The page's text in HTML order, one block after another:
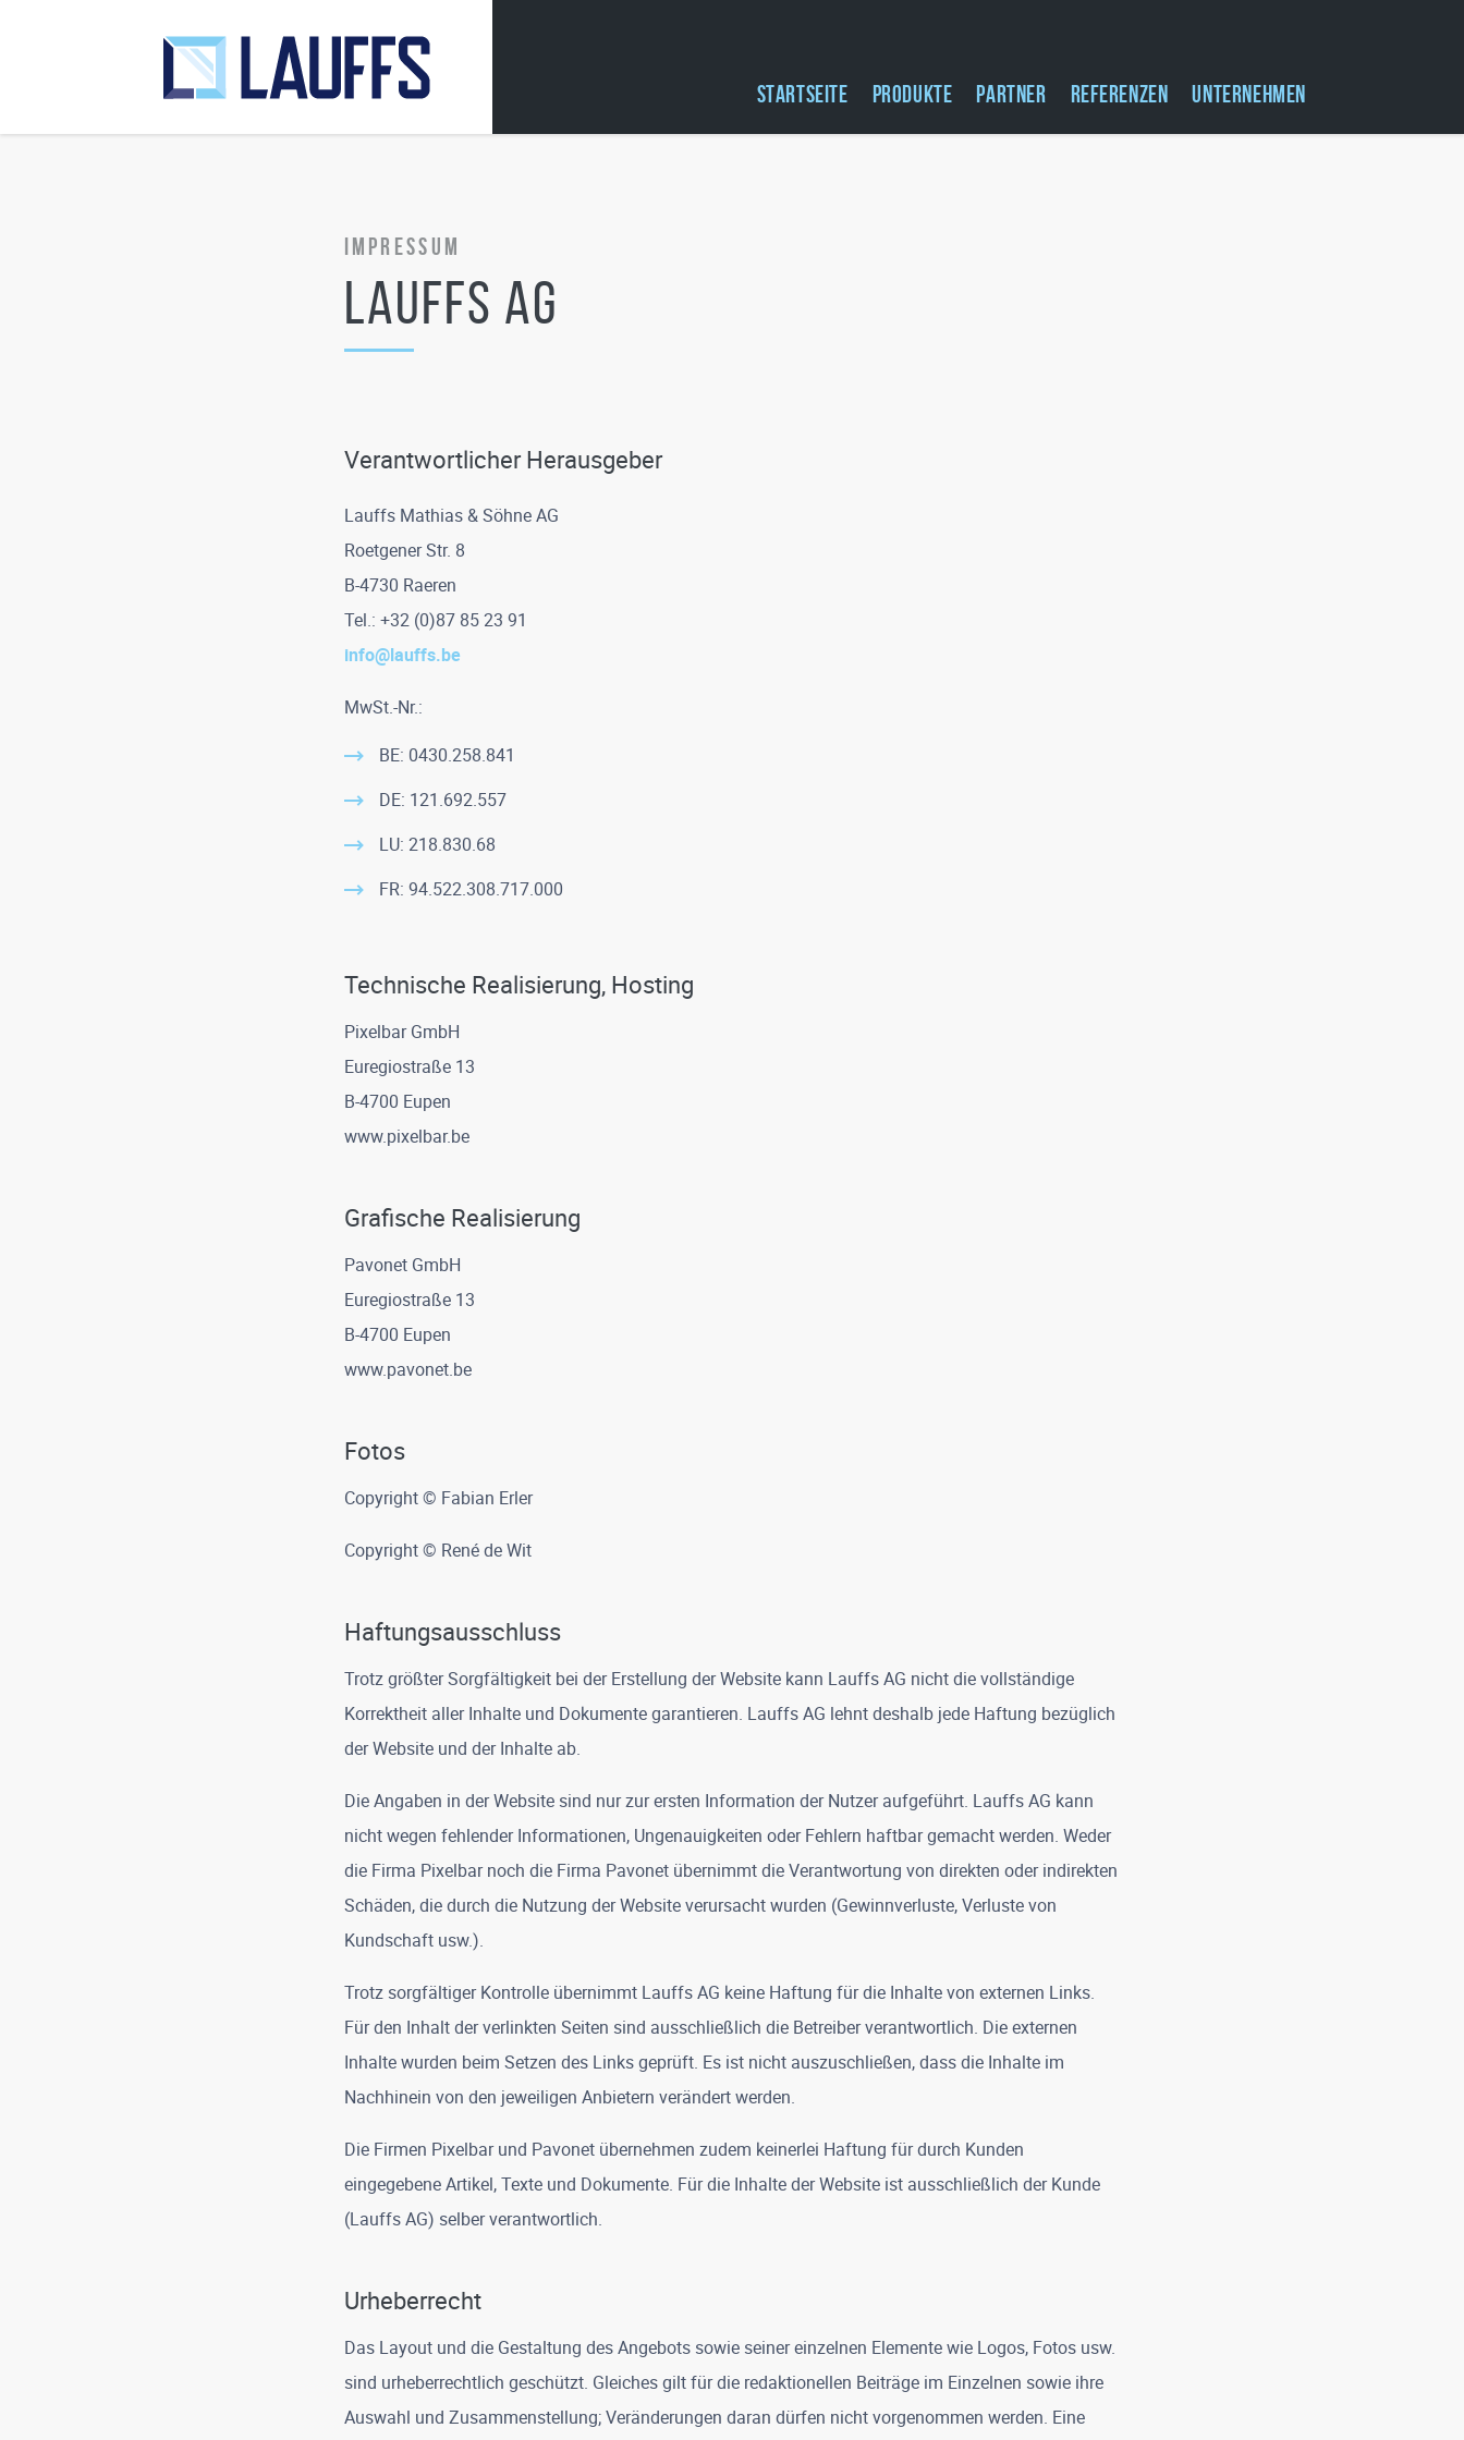
STARTSEITE PRODUKTE PARTNER REFERENZEN UNTERNEHMEN
Impressum
Lauffs AG
Verantwortlicher Herausgeber
Lauffs Mathias & Söhne AG
Roetgener Str. 8
B-4730 Raeren
Tel.: +32 (0)87 85 23 91
info@lauffs.be
MwSt.-Nr.:
BE: 0430.258.841
DE: 121.692.557
LU: 218.830.68
FR: 94.522.308.717.000
Technische Realisierung, Hosting
Pixelbar GmbH
Euregiostraße 13
B-4700 Eupen
www.pixelbar.be
Grafische Realisierung
Pavonet GmbH
Euregiostraße 13
B-4700 Eupen
www.pavonet.be
Fotos
Copyright © Fabian Erler
Copyright © René de Wit
Haftungsausschluss
Trotz größter Sorgfältigkeit bei der Erstellung der Website kann Lauffs AG nicht die vollständige
Korrektheit aller Inhalte und Dokumente garantieren. Lauffs AG lehnt deshalb jede Haftung bezüglich
der Website und der Inhalte ab.
Die Angaben in der Website sind nur zur ersten Information der Nutzer aufgeführt. Lauffs AG kann
nicht wegen fehlender Informationen, Ungenauigkeiten oder Fehlern haftbar gemacht werden. Weder
die Firma Pixelbar noch die Firma Pavonet übernimmt die Verantwortung von direkten oder indirekten
Schäden, die durch die Nutzung der Website verursacht wurden (Gewinnverluste, Verluste von
Kundschaft usw.).
Trotz sorgfältiger Kontrolle übernimmt Lauffs AG keine Haftung für die Inhalte von externen Links.
Für den Inhalt der verlinkten Seiten sind ausschließlich die Betreiber verantwortlich. Die externen
Inhalte wurden beim Setzen des Links geprüft. Es ist nicht auszuschließen, dass die Inhalte im
Nachhinein von den jeweiligen Anbietern verändert werden.
Die Firmen Pixelbar und Pavonet übernehmen zudem keinerlei Haftung für durch Kunden
eingegebene Artikel, Texte und Dokumente. Für die Inhalte der Website ist ausschließlich der Kunde
(Lauffs AG) selber verantwortlich.
Urheberrecht
Das Layout und die Gestaltung des Angebots sowie seiner einzelnen Elemente wie Logos, Fotos usw.
sind urheberrechtlich geschützt. Gleiches gilt für die redaktionellen Beiträge im Einzelnen sowie ihre
Auswahl und Zusammenstellung; Veränderungen daran dürfen nicht vorgenommen werden. Eine